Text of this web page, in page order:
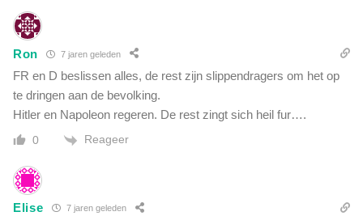
a
k
t
.
e
r
p
u
i
Ron 7 jaren geleden
FR en D beslissen alles, de rest zijn slippendragers om het op
te dringen aan de bevolking.
Hitler en Napoleon regeren. De rest zingt sich heil fur….
0 Reageer
Elise 7 jaren geleden